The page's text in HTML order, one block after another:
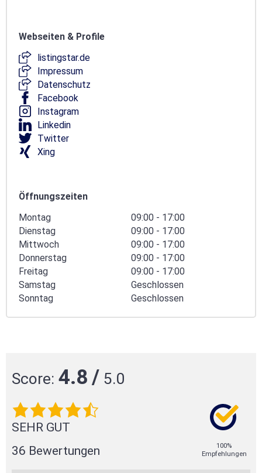
Webseiten & Profile
listingstar.de
Impressum
Datenschutz
Facebook
Instagram
Linkedin
Twitter
Xing
Öffnungszeiten
Montag
09:00 - 17:00
Dienstag
09:00 - 17:00
Mittwoch
09:00 - 17:00
Donnerstag
09:00 - 17:00
Freitag
09:00 - 17:00
Samstag
Geschlossen
Sonntag
Geschlossen
Score: 4.8/ 5.0
SEHR GUT
36 Bewertungen
100%
Empfehlungen